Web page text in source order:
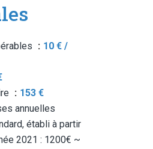
10 € /
153 €
annuelles
établi à partir
2021 : 1200€ ~